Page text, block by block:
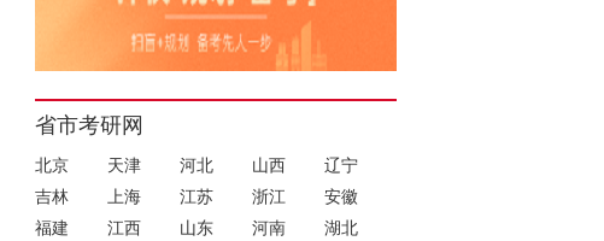
省市考研网
北京 天津 河北 山西
辽宁
吉林
上海 江苏 浙江
安徽
福建
江西 山东 河南
湖北